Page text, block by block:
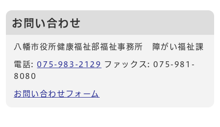
お問い合わせ
八幡市役所健康福祉部福祉事務所 障がい福祉課
電話: 075-983-2129 ファックス: 075-981-
8080
お問い合わせフォーム